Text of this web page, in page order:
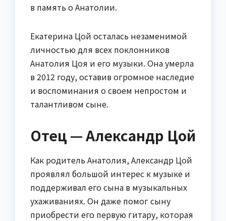
в память о Анатолии.
Екатерина Цой осталась незаменимой
личностью для всех поклонников
Анатолия Цоя и его музыки. Она умерла
в 2012 году, оставив огромное наследие
и воспоминания о своем непростом и
талантливом сыне.
Отец — Александр Цой
Как родитель Анатолия, Александр Цой
проявлял большой интерес к музыке и
поддерживал его сына в музыкальных
ухаживаниях. Он даже помог сыну
приобрести его первую гитару, которая